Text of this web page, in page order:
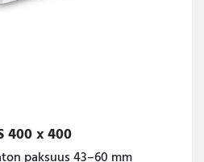
400 x 400